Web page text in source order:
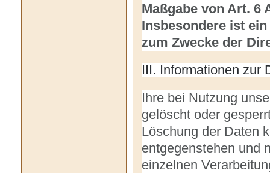
Maßgabe von Art. 6
Insbesondere ist
zum Zwecke der
III. Informationen zur
Ihre bei Nutzung
gelöscht oder
Löschung der Daten
entgegenstehen und
einzelnen